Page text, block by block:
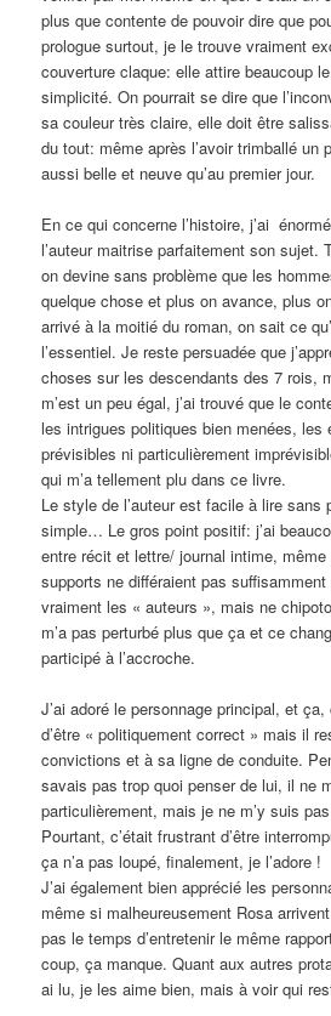
plus que contente de pouvoir dire que
prologue surtout, je le trouve vraiment
couverture claque: elle attire beaucoup
simplicité. On pourrait se dire que
sa couleur très claire, elle doit être
du tout: même après l’avoir trimballé un
aussi belle et neuve qu’au premier jour.
En ce qui concerne l’histoire, j’ai
l’auteur maitrise parfaitement son sujet.
on devine sans problème que les
quelque chose et plus on avance, plus
arrivé à la moitié du roman, on sait ce
l’essentiel. Je reste persuadée que
choses sur les descendants des 7 rois,
m’est un peu égal, j’ai trouvé que le
les intrigues politiques bien menées, les
prévisibles ni particulièrement
qui m’a tellement plu dans ce livre.
Le style de l’auteur est facile à lire sans
simple… Le gros point positif: j’ai
entre récit et lettre/ journal intime, même
supports ne différaient pas suffisamment
vraiment les « auteurs », mais ne
m’a pas perturbé plus que ça et ce
participé à l’accroche.
J’ai adoré le personnage principal, et
d’être « politiquement correct » mais il
convictions et à sa ligne de conduite.
savais pas trop quoi penser de lui, il ne
particulièrement, mais je ne m’y suis
Pourtant, c’était frustrant d’être
ça n’a pas loupé, finalement, je l’adore !
J’ai également bien apprécié les
même si malheureusement Rosa
pas le temps d’entretenir le même
coup, ça manque. Quant aux autres
ai lu, je les aime bien, mais à voir qui